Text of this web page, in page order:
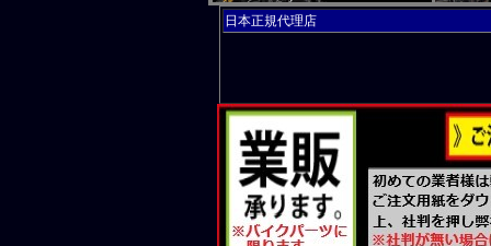
新商品入荷
ー付き ブル
新商品入荷
ー付き イエ
新商品入荷
日本正規代理店